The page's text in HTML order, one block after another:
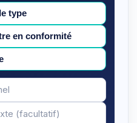
type
en conformité